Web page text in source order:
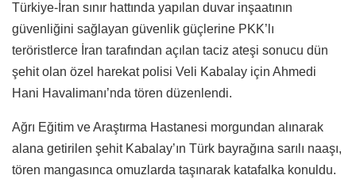
Türkiye-İran sınır hattında yapılan duvar inşaatının
güvenliğini sağlayan güvenlik güçlerine PKK’lı
teröristlerce İran tarafından açılan taciz ateşi sonucu dün
şehit olan özel harekat polisi Veli Kabalay için Ahmedi
Hani Havalimanı’nda tören düzenlendi.
Ağrı Eğitim ve Araştırma Hastanesi morgundan alınarak
alana getirilen şehit Kabalay’ın Türk bayrağına sarılı naaşı,
tören mangasınca omuzlarda taşınarak katafalka konuldu.